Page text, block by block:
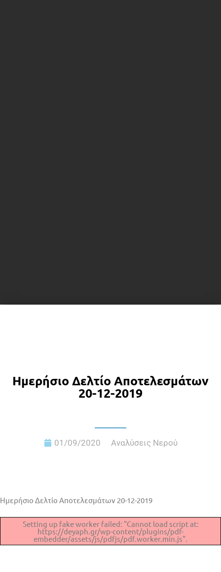
Ημερήσιο Δελτίο Αποτελεσμάτων
20-12-2019
01/09/2020 Αναλύσεις Νερού
Ημερήσιο Δελτίο Αποτελεσμάτων 20-12-2019
Setting up fake worker failed: "Cannot load script at:
https://deyaph.gr/wp-content/plugins/pdf-
embedder/assets/js/pdfjs/pdf.worker.min.js".